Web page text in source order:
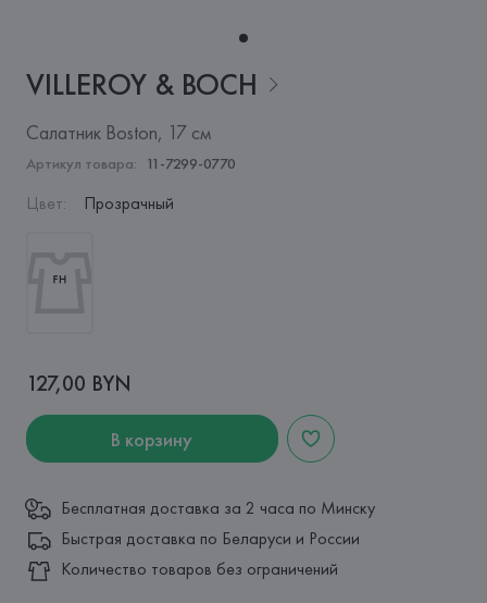
VILLEROY & BOCH
Салатник Boston, 17 см
Артикул товара: 11-7299-0770
Цвет: Прозрачный
127,00 BYN
В корзину
Бесплатная доставка за 2 часа по Минску
Быстрая доставка по Беларуси и России
Количество товаров без ограничений